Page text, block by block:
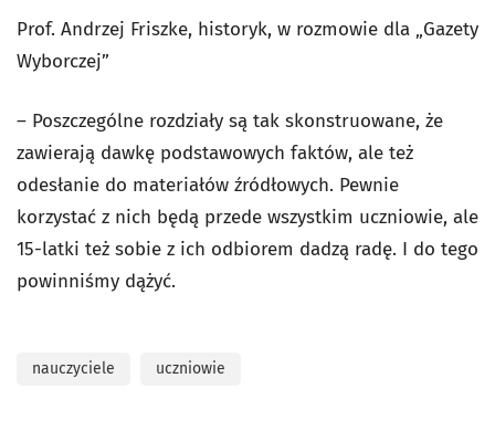
Prof. Andrzej Friszke, historyk, w rozmowie dla „Gazety
Wyborczej”
– Poszczególne rozdziały są tak skonstruowane, że
zawierają dawkę podstawowych faktów, ale też
odesłanie do materiałów źródłowych. Pewnie
korzystać z nich będą przede wszystkim uczniowie, ale
15-latki też sobie z ich odbiorem dadzą radę. I do tego
powinniśmy dążyć.
nauczyciele uczniowie